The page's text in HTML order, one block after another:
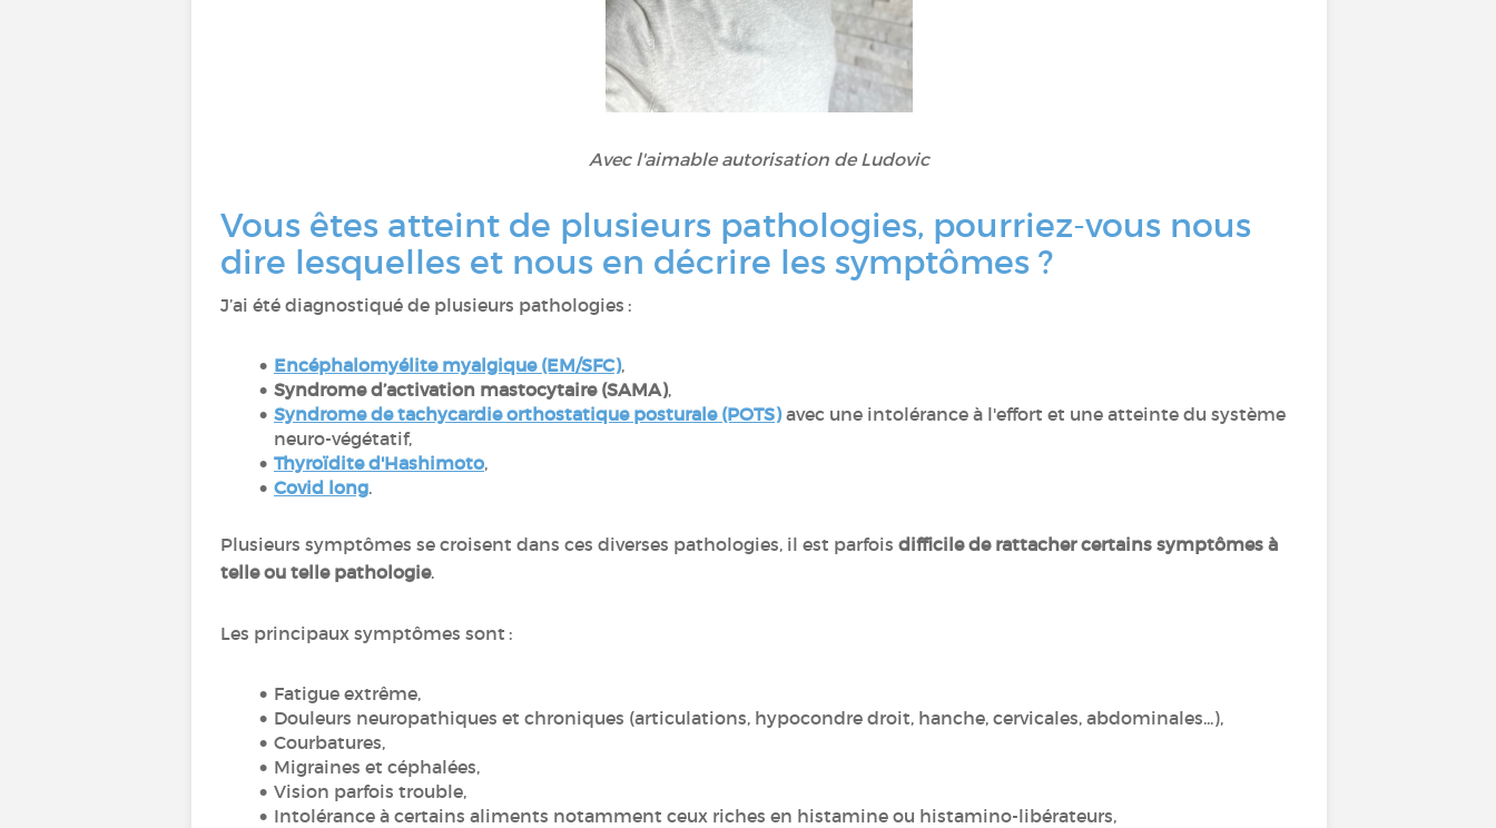
Avec l'aimable autorisation de Ludovic
Vous êtes atteint de plusieurs pathologies, pourriez-vous nous
dire lesquelles et nous en décrire les symptômes ?
J’ai été diagnostiqué de plusieurs pathologies :
Encéphalomyélite myalgique (EM/SFC),
Syndrome d’activation mastocytaire (SAMA),
Syndrome de tachycardie orthostatique posturale (POTS)avec une intolérance à l'effort et une atteinte du système
neuro-végétatif,
Thyroïdite d'Hashimoto,
Covid long.
Plusieurs symptômes se croisent dans ces diverses pathologies, il est parfois difficile de rattacher certains symptômes à
telle ou telle pathologie.
Les principaux symptômes sont :
Fatigue extrême,
Douleurs neuropathiques et chroniques (articulations, hypocondre droit, hanche, cervicales, abdominales...),
Courbatures,
Migraines et céphalées,
Vision parfois trouble,
Intolérance à certains aliments notamment ceux riches en histamine ou histamino-libérateurs,